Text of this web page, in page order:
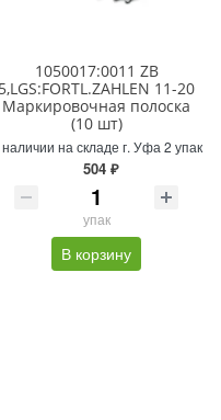
1050017:0011 ZB
5,LGS:FORTL.ZAHLEN 11-20
Маркировочная полоска
(10 шт)
на складе г. Уфа 2 упак
504 ₽
упак
В корзину